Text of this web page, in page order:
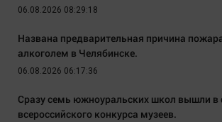
06.08.2026 08:29:18
Названа предварительная причина
алкоголем в Челябинске.
06.08.2026 06:17:36
Сразу семь южноуральских школ вышли в
всероссийского конкурса музеев.